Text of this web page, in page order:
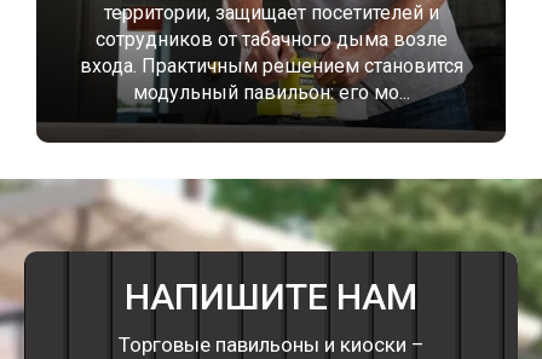
территории, защищает посетителей и
сотрудников от табачного дыма возле
входа. Практичным решением становится
модульный павильон: его мо...
НАПИШИТЕ НАМ
Торговые павильоны и киоски –